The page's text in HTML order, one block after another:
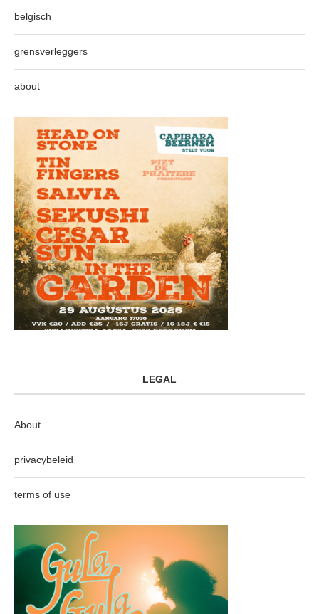
belgisch
grensverleggers
about
LEGAL
About
privacybeleid
terms of use